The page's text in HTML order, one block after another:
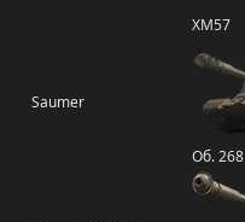
XM57
Saumer
Об. 268